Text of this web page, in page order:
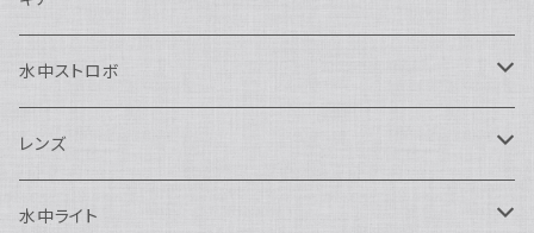
SEA&SEA
Nauticam
SEA&SEA
Sony用
Nautciam
SEA&SEA
OM SYSTEM用
Nauticam
Panasonic用
N120ドームポート
N120マクロポート
SEA&SEA
ドームポート
マクロポート
AOI
ドームポート
FIX
AOI
OM SYSTEM用
Nauticam
SEA&SEA
水中ストロボ
SEA&SEA
アクセサリー
AOI
レンズ
マクロコンバージョンレンズ
水中ライト